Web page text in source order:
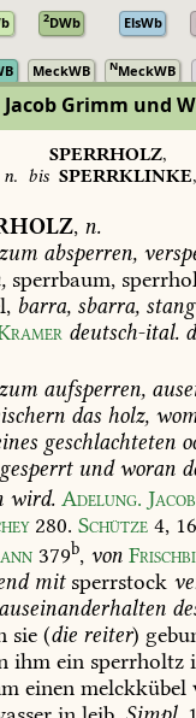
2DWb ElsWb
MeckWB NMeckWB
Grimm und
SPERRHOLZ,
n. bis SPERRKLINKE
, n.
absperren,
sperrbaum,
barra, sbarra,
deutsch-ital.
aufsperren,
das holz,
geschlachteten
undworan
wird. Adelung.
280. Schütze 4,
379b, von
mitsperrstock
auseinanderhalten
sie (die reiter)
ihm ein sperrholtz
einen melckkübel